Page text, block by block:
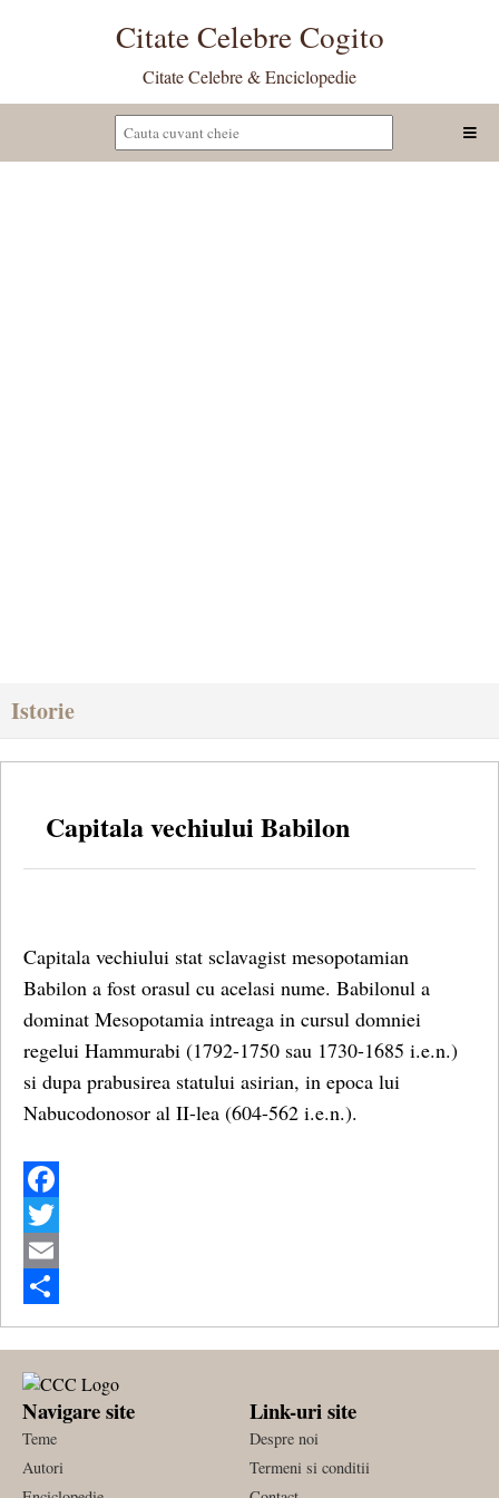
Citate Celebre Cogito
Citate Celebre & Enciclopedie
Istorie
Capitala vechiului Babilon
Capitala vechiului stat sclavagist mesopotamian
Babilon a fost orasul cu acelasi nume. Babilonul a
dominat Mesopotamia intreaga in cursul domniei
regelui Hammurabi (1792-1750 sau 1730-1685 i.e.n.)
si dupa prabusirea statului asirian, in epoca lui
Nabucodonosor al II-lea (604-562 i.e.n.).
Facebook
Twitter
Email
Share
Navigare site
Teme
Autori
Link-uri site
Despre noi
Termeni si conditii